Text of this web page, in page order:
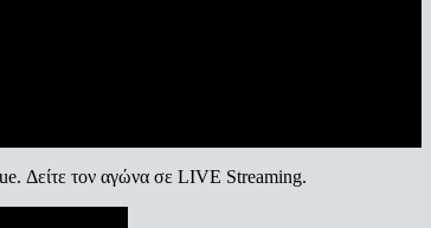
Δείτε τον αγώνα σε LIVE Streaming.